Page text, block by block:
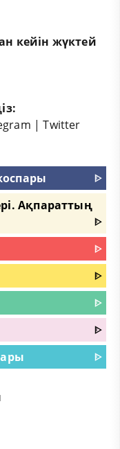
кейін жүктей
|Twitter
ᐈ
Ақпараттың
ᐈ
ᐈ
ᐈ
ᐈ
ᐈ
ᐈ